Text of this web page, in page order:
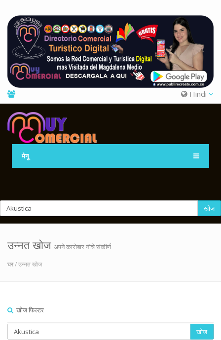
Hindi
मेनू
खोज
उन्नत खोज अपने कारोबार नीचे संकीर्ण
घर/ उन्नत खोज
खोज फिल्टर
खोज